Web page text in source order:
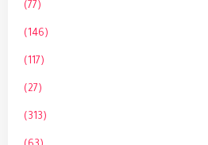
(77)
(146)
(117)
(27)
(313)